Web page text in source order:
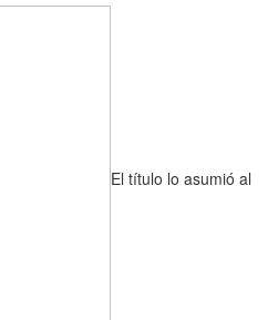
El título lo asumió al